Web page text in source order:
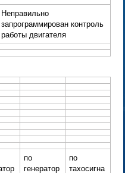
Неправильно
запрограммирован контроль
работы двигателя
по
генератор
по
тахосигна